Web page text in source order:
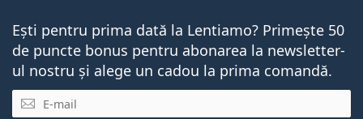
Ești pentru prima dată la Lentiamo? Primește 50
de puncte bonus pentru abonarea la newsletter-
ul nostru și alege un cadou la prima comandă.
E-mail